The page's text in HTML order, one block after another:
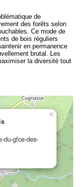
de
des forêts selon
Ce mode de
de bois réguliers
en permanence
brutal. Les
la diversité tout
×
du-gfce-des-